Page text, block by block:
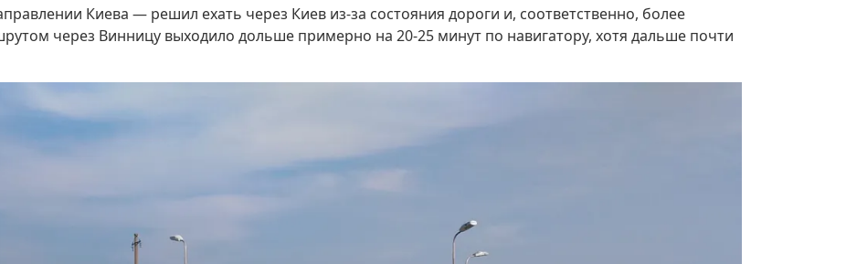
Киева — решил ехать через Киев из-за состояния дороги и, соответственно, более
через Винницу выходило дольше примерно на 20-25 минут по навигатору, хотя дальше почти